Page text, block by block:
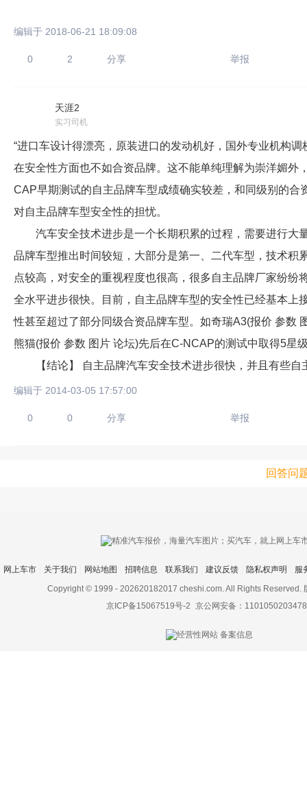
编辑于 2018-06-21 18:09:08
0 2 分享 举报
天涯2
实习司机
“进口车设计得漂亮，原装进口的发动机好，国外专业机构
在安全性方面也不如合资品牌。这不能单纯理解为崇洋媚
CAP早期测试的自主品牌车型成绩确实较差，和同级别的
对自主品牌车型安全性的担忧。
汽车安全技术进步是一个长期积累的过程，需要进行大
品牌车型推出时间较短，大部分是第一、二代车型，技术积
点较高，对安全的重视程度也很高，很多自主品牌厂家纷
全水平进步很快。目前，自主品牌车型的安全性已经基本上
性甚至超过了部分同级合资品牌车型。如奇瑞A3(报价 参数
熊猫(报价 参数 图片 论坛)先后在C-NCAP的测试中取得5星
【结论】 自主品牌汽车安全技术进步很快，并且有些自
编辑于 2014-03-05 17:57:00
0 0 分享 举报
回答问
相册图片
图片支
持优酷
网上车市 关于我们 网站地图 招聘信息 联系我们 建议反馈 隐私权声明
服
Copyright © 1999 - 202620182017 cheshi.com. All Rights Reserved.
京ICP备15067519号-2 京公网安备：